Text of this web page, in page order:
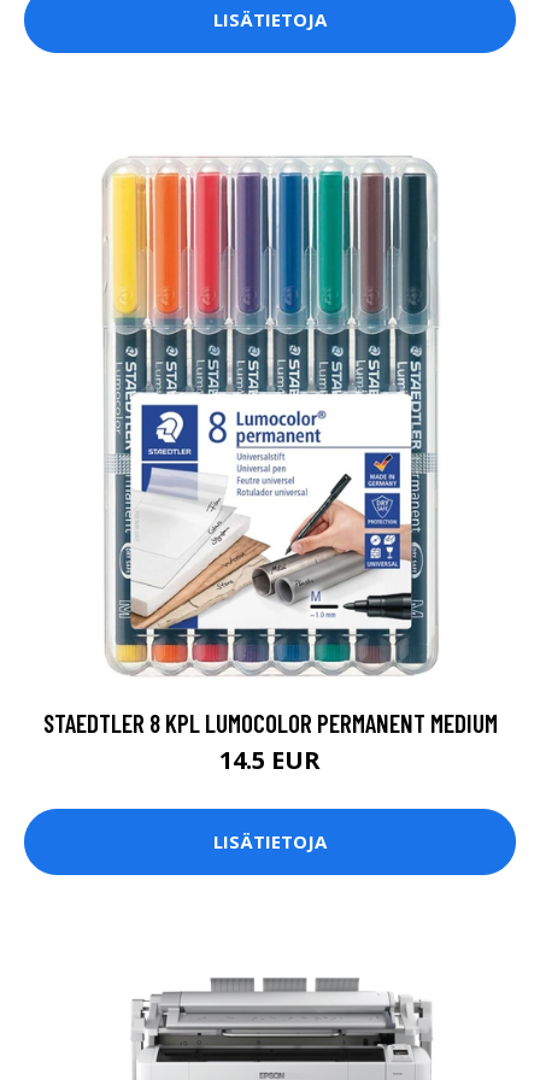
LISÄTIETOJA
STAEDTLER 8 KPL LUMOCOLOR PERMANENT MEDIUM
14.5 EUR
LISÄTIETOJA